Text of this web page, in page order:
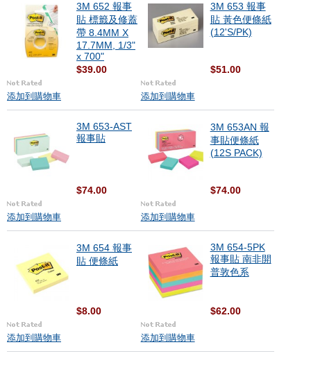
3M 652 報事
貼 標籤及修蓋
帶 8.4MM X
17.7MM, 1/3"
x 700"
$39.00
添加到購物車
3M 653 報事
貼 黃色便條紙
(12'S/PK)
$51.00
添加到購物車
3M 653-AST
報事貼
$74.00
添加到購物車
3M 653AN 報
事貼便條紙
(12S PACK)
$74.00
添加到購物車
3M 654 報事
貼 便條紙
$8.00
添加到購物車
3M 654-5PK
報事貼 南非開
普敦色系
$62.00
添加到購物車